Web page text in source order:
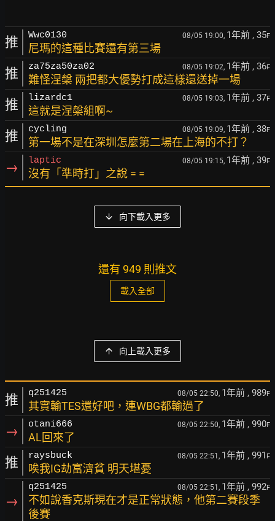
推 Wwc0130 08/05 19:00, 1年前 , 35F
尼瑪的這種比賽還有第三場
推 za75za50za02 08/05 19:02, 1年前 , 36F
難怪涅槃 兩把都大優勢打成這樣還送掉一場
推 lizardc1 08/05 19:03, 1年前 , 37F
這就是涅槃組啊~
推 cycling 08/05 19:09, 1年前 , 38F
第一場不是在深圳怎麼第二場在上海的不打？
→ laptic 08/05 19:15, 1年前 , 39F
沒有「準時打」之說 = =
向下載入更多
還有 949 則推文
載入全部
向上載入更多
推 q251425 08/05 22:50, 1年前 , 989F
其實輸TES還好吧，連WBG都輸過了
→ otani666 08/05 22:50, 1年前 , 990F
AL回來了
推 raysbuck 08/05 22:51, 1年前 , 991 F
唉我IG劫富濟貧 明天堪憂
→
q251425 08/05 22:51, 1年前 , 992F
不如說香克斯現在才是正常狀態，他第二賽段季
後賽